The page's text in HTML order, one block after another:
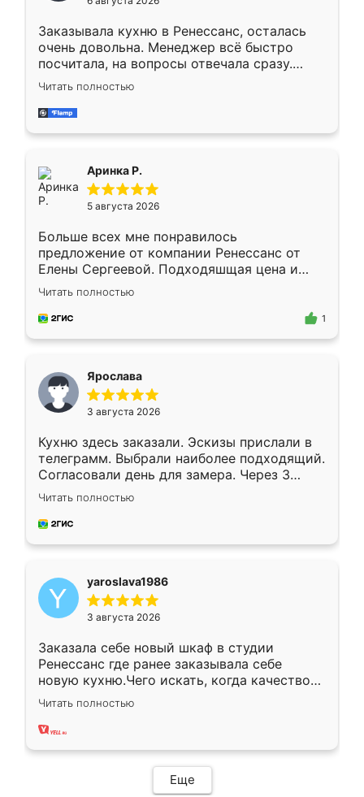
мебели буду заказывать только здесь.
Заказывала кухню в Ренессанс, осталась
очень довольна. Менеджер всё быстро
посчитала, на вопросы отвечала сразу.
Замерщик приехал в субботу, подошёл к
делу со всей ответственностью. Собрали
за день, ребята работали аккуратно, даже
Читать полностью
Аринка Р.
5 августа 2026
Больше всех мне понравилось
предложение от компании Ренессанс от
Елены Сергеевой. Подходяшщая цена и
короткие сроки изготовления. Приехавший
для замера сотрудник Владислав
предложил по моему эскизу самый
Читать полностью
1
Ярослава
3 августа 2026
Кухню здесь заказали. Эскизы прислали в
телеграмм. Выбрали наиболее подходящий.
Согласовали день для замера. Через 3
недели кухня была уже готова. Остались
довольны работой. Спасибо Ренессанс
мебель за качественную работу!
Читать полностью
yaroslava1986
3 августа 2026
Заказала себе новый шкаф в студии
Ренессанс где ранее заказывала себе
новую кухню.Чего искать, когда качеством
вполне довольна. Служит кухня уже почти
два года, нареканий нет.
Читать полностью
Еще